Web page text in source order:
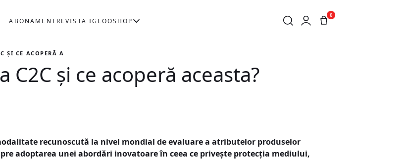
ABONAMENTREVISTA IGLOOSHOP
0
ȘI CE ACOPERĂ ACEASTA?
C2C și ce acoperă aceasta?
recunoscută la nivel mondial de evaluare a atributelor produselor
adoptarea unei abordări inovatoare în ceea ce privește protecția mediului,